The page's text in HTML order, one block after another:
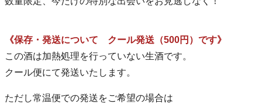
《保存・発送について クール発送（500円）です》
この酒は加熱処理を行っていない生酒です。
クール便にて発送いたします。
ただし常温便での発送をご希望の場合は